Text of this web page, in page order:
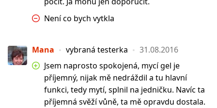
Není co bych vytkla
Mana vybraná testerka
31.08.2016
Jsem naprosto spokojená, mycí gel je
příjemný, nijak mě nedráždil a tu hlavní
funkci, tedy mytí, splnil na jedničku. Navíc ta
příjemná svěží vůně, ta mě opravdu dostala.